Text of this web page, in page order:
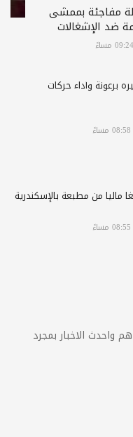
مفاجئة بممشى
ضد الإشغالات
برعونة وأداء حركات
من مطبعة بالإسكندرية
واحدث الاخبار بمجرد